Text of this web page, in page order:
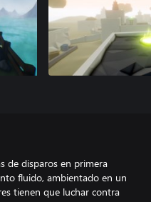
de disparos en primera
fluido, ambientado en un
tienen que luchar contra